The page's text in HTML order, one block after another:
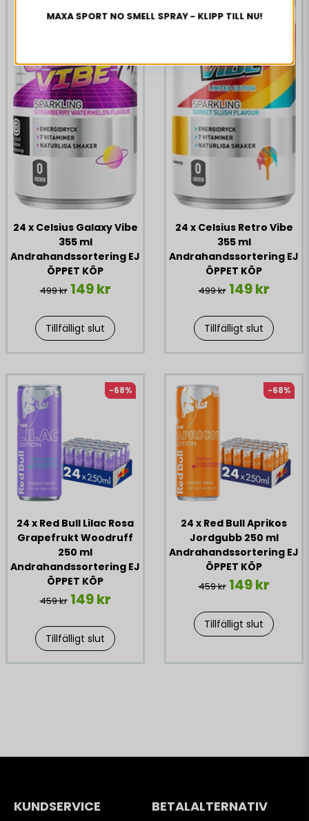
24 x Celsius Galaxy Vibe
355 ml
Andrahandssortering EJ
ÖPPET KÖP
499 kr 149 kr
Tillfälligt slut
24 x Celsius Retro Vibe
355 ml
Andrahandssortering EJ
ÖPPET KÖP
499 kr 149 kr
Tillfälligt slut
24 x Red Bull Lilac Rosa
Grapefrukt Woodruff
250 ml
Andrahandssortering EJ
ÖPPET KÖP
-68%
459 kr 149 kr
Tillfälligt slut
24 x Red Bull Aprikos
Jordgubb 250 ml
Andrahandssortering EJ
ÖPPET KÖP
-68%
459 kr 149 kr
Tillfälligt slut
MAXA SPORT NO SMELL SPRAY - KLIPP TILL NU!
KUNDSERVICE BETALALTERNATIV